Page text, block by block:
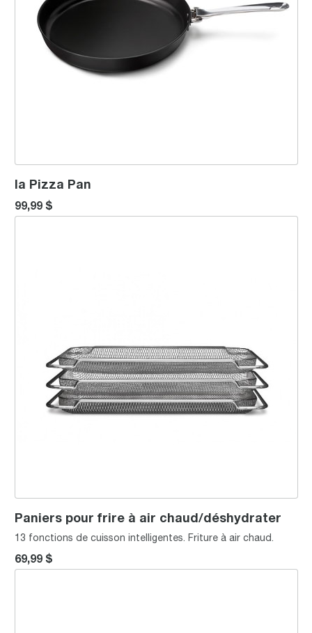
la Pizza Pan
99,99 $
Paniers pour frire à air chaud/déshydrater
Paniers pour frire à air chaud/déshydrater
13 fonctions de cuisson intelligentes. Friture à air chaud.
69,99 $
Planche à découper en Bamboo - 50.2 cm x 27.0 cm